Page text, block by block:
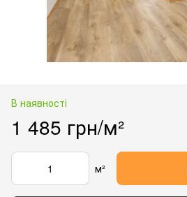
В наявності
1 485 грн/м²
м²